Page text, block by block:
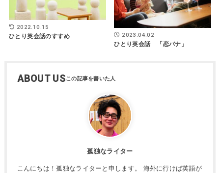
2022.10.15
ひとり英会話のすすめ
2023.04.02
ひとり英会話 「恋バナ」
ABOUT US
孤独なライター
こんにちは！孤独なライターと申します。 海外に行けば英語が